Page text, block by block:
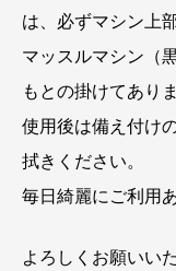
は、必ずマシン上
マッスルマシン（
もとの掛けてあり
使用後は備え付け
拭きください。
毎日綺麗にご利用
よろしくお願いい